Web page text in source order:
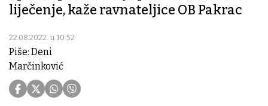
liječenje, kaže ravnateljice OB Pakrac
22.08.2022. u 10:52
Piše: Deni
Marčinković